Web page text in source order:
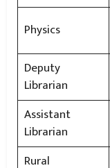
Physics
Deputy
Librarian
Assistant
Librarian
Rural